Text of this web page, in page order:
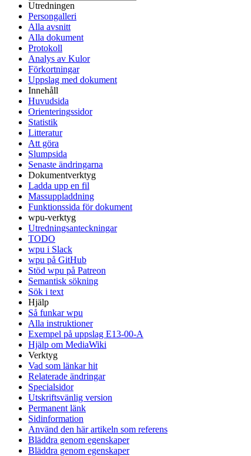
Utredningen
Persongalleri
Alla avsnitt
Alla dokument
Protokoll
Analys av Kulor
Förkortningar
Uppslag med dokument
Innehåll
Huvudsida
Orienteringssidor
Statistik
Litteratur
Att göra
Slumpsida
Senaste ändringarna
Dokumentverktyg
Ladda upp en fil
Massuppladdning
Funktionssida för dokument
wpu-verktyg
Utredningsanteckningar
TODO
wpu i Slack
wpu på GitHub
Stöd wpu på Patreon
Semantisk sökning
Sök i text
Hjälp
Så funkar wpu
Alla instruktioner
Exempel på uppslag E13-00-A
Hjälp om MediaWiki
Verktyg
Vad som länkar hit
Relaterade ändringar
Specialsidor
Utskriftsvänlig version
Permanent länk
Sidinformation
Använd den här artikeln som referens
Bläddra genom egenskaper
Bläddra genom egenskaper